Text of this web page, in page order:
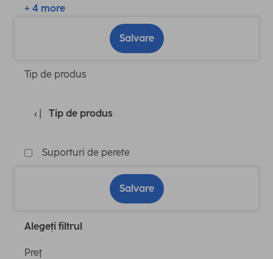
+ 4 more
Salvare
Tip de produs
Tip de produs
Suporturi de perete
Salvare
Alegeți filtrul
Preţ